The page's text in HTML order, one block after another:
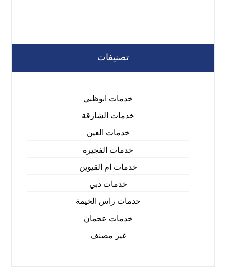
تصنيفات
خدمات ابوظبي
خدمات الشارقة
خدمات العين
خدمات الفجيرة
خدمات ام القيوين
خدمات دبي
خدمات راس الخيمة
خدمات عجمان
غير مصنف